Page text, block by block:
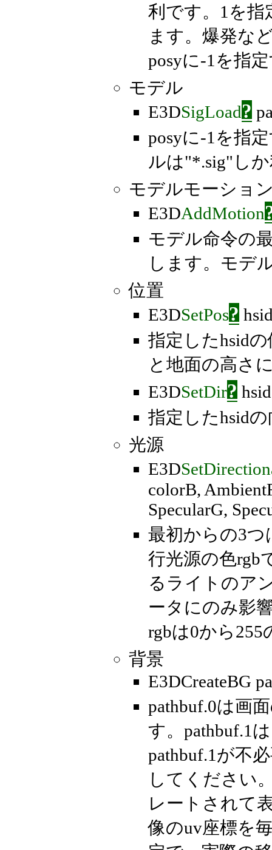
利です。1を
ます。爆発な
posyに-1を指
モデル
E3DSigLoad?
posyに-1を指
ルは"*.sig"し
モデルモーショ
E3DAddMotion
モデル命令の
します。モデ
位置
E3DSetPos?
指定したhsid
と地面の高さ
E3DSetDir?
指定したhsid
光源
E3D
colorB,
SpecularG,
最初からの3つ
行光源の色rgb
るライトのア
ータにのみ影
rgbは0から255
背景
E3DCreateBG
pathbuf.0は画
す。pathbuf.1
pathbuf.1が不
してください
レートされて
像のuv座標を